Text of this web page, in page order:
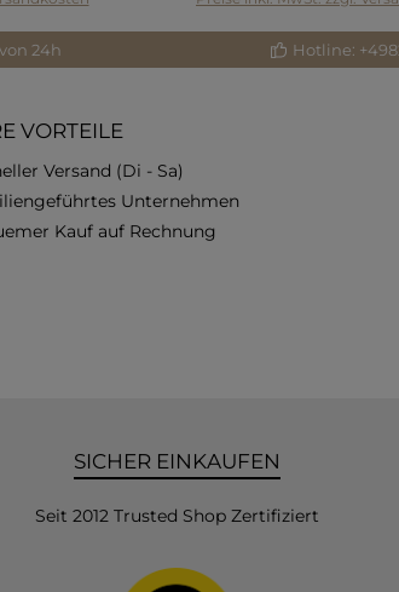
24h Hotline:
VORTEILE
Versand (Di - Sa)
Unternehmen
Kauf auf Rechnung
SICHER EINKAUFEN
Seit 2012 Trusted Shop Zertifiziert